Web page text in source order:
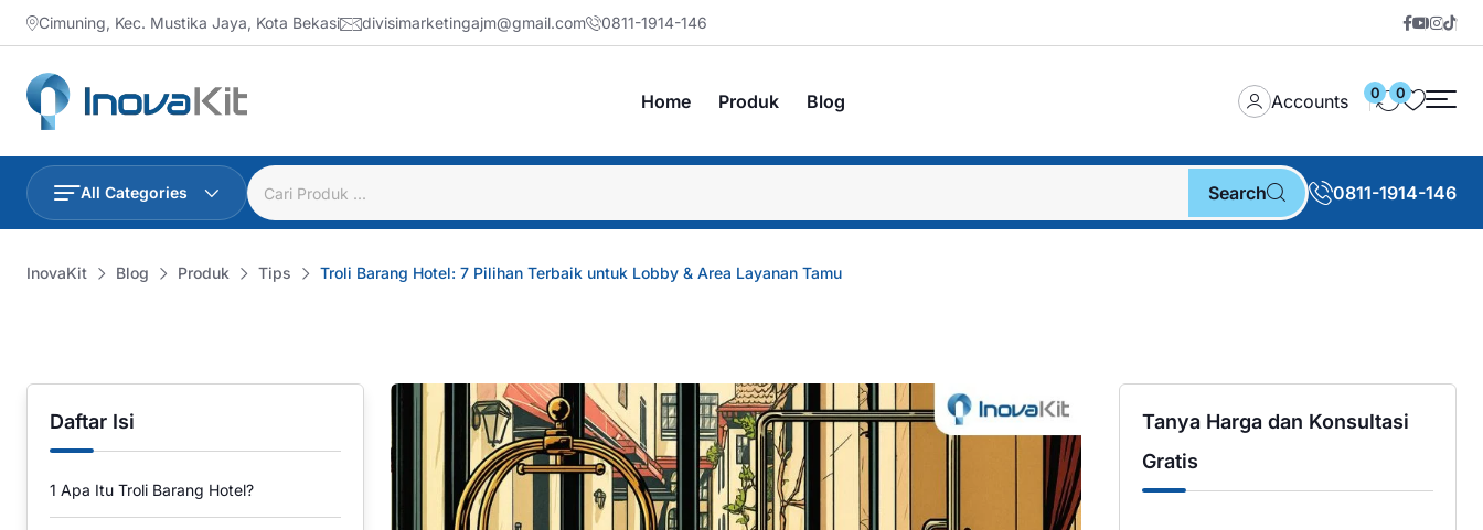
Skip
to
content
Cimuning, Kec. Mustika Jaya, Kota Bekasi divisimarketingajm@gmail.com 0811-1914-146
Home Produk Blog Accounts 0 0
All Categories Search 0811-1914-146
InovaKit Blog Produk Tips Troli Barang Hotel: 7 Pilihan Terbaik untuk Lobby & Area Layanan Tamu
Daftar Isi
1 Apa Itu Troli Barang Hotel?
Tanya Harga dan Konsultasi
Gratis